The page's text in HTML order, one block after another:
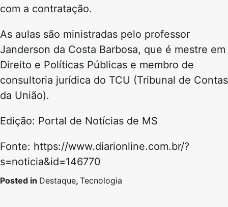
com a contratação.
As aulas são ministradas pelo professor
Janderson da Costa Barbosa, que é mestre em
Direito e Políticas Públicas e membro de
consultoria jurídica do TCU (Tribunal de Contas
da União).
Edição: Portal de Notícias de MS
Fonte: https://www.diarionline.com.br/?
s=noticia&id=146770
Posted in Destaque, Tecnologia